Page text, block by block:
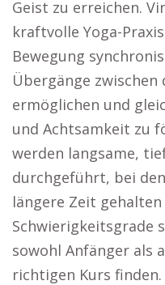
Geist zu erreichen.
kraftvolle Yoga-
Bewegung
Übergänge zwischen
ermöglichen und
und Achtsamkeit zu
werden langsame,
durchgeführt, bei
längere Zeit
Schwierigkeitsgrade
sowohl Anfänger als
richtigen Kurs